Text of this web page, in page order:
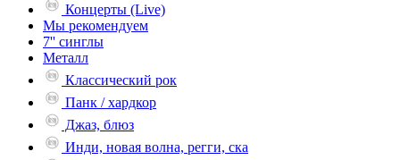
Концерты (Live)
Мы рекомендуем
7'' синглы
Металл
Классический рок
Панк / хардкор
Джаз, блюз
Инди, новая волна, регги, ска